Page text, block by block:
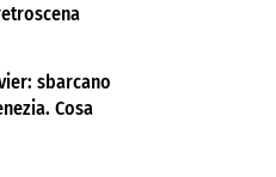
sbarcano
Cosa